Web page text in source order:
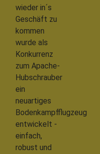
wieder in´s
Geschäft zu
kommen
wurde als
Konkurrenz
zum Apache-
Hubschrauber
ein
neuartiges
Bodenkampfflugzeug
entwickelt -
einfach,
robust und